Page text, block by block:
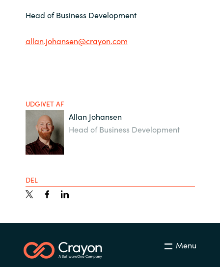
Head of Business Development
allan.johansen@crayon.com
UDGIVET AF
Allan Johansen
Head of Business Development
DEL
Menu